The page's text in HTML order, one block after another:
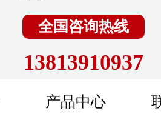
全国咨询热线
13813910937
产品中心